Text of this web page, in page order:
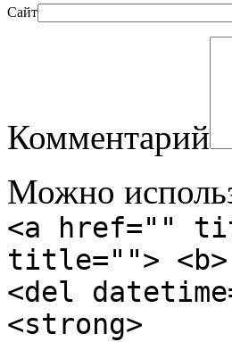
Сайт
Комментарий
Можно
<a href=""
title=""> <b>
<del
<strong>